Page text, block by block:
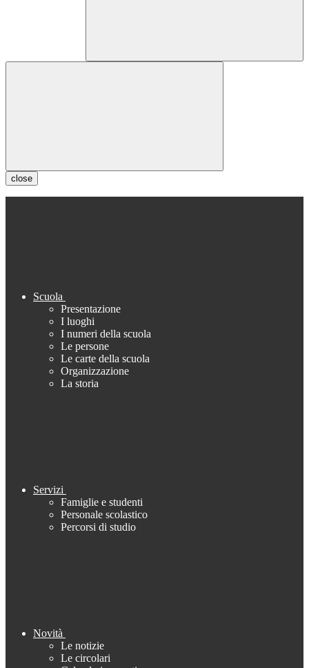
close
Scuola
Presentazione
I luoghi
I numeri della scuola
Le persone
Le carte della scuola
Organizzazione
La storia
Servizi
Famiglie e studenti
Personale scolastico
Percorsi di studio
Novità
Le notizie
Le circolari